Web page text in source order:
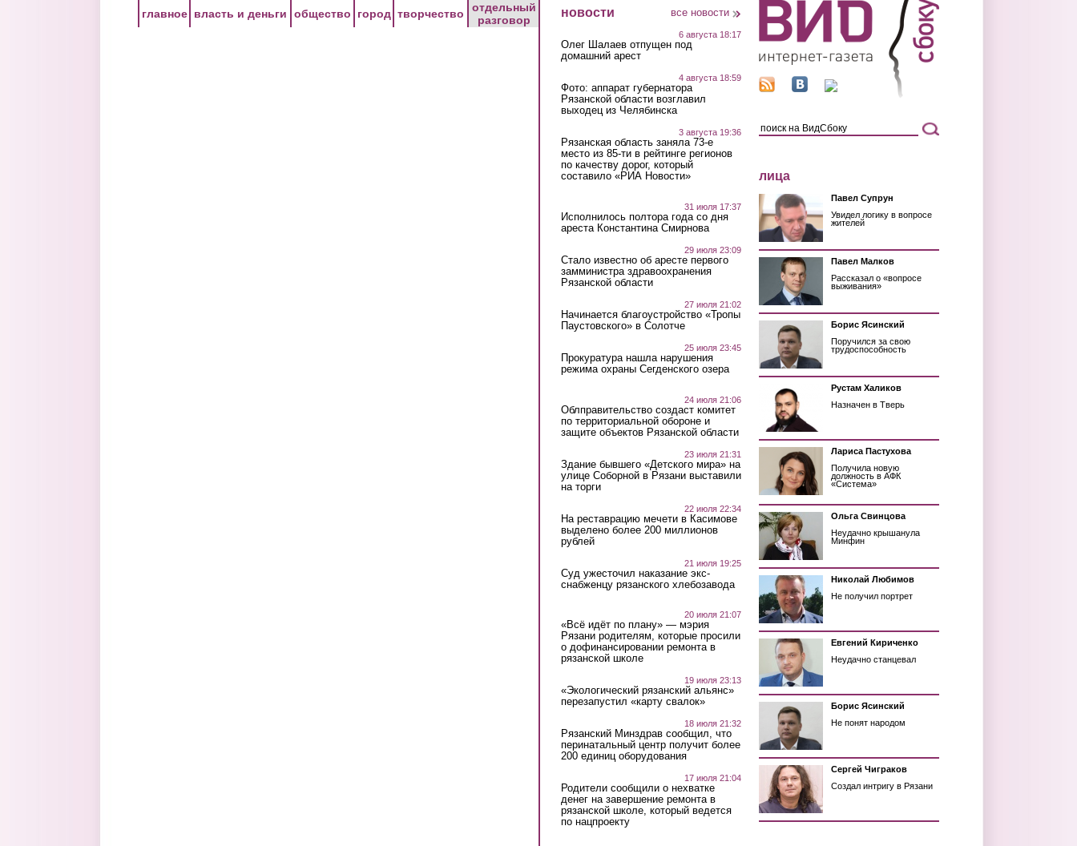
главное власть и деньги общество город творчество
отдельный
разговор
новости все новости
6 августа 18:17
Олег Шалаев отпущен под
домашний арест
4 августа 18:59
Фото: аппарат губернатора
Рязанской области возглавил
выходец из Челябинска
3 августа 19:36
Рязанская область заняла 73-е
место из 85-ти в рейтинге регионов
по качеству дорог, который
составило «РИА Новости»
31 июля 17:37
Исполнилось полтора года со дня
ареста Константина Смирнова
29 июля 23:09
Стало известно об аресте первого
замминистра здравоохранения
Рязанской области
27 июля 21:02
Начинается благоустройство «Тропы
Паустовского» в Солотче
25 июля 23:45
Прокуратура нашла нарушения
режима охраны Сегденского озера
24 июля 21:06
Облправительство создаст комитет
по территориальной обороне и
защите объектов Рязанской области
23 июля 21:31
Здание бывшего «Детского мира» на
улице Соборной в Рязани выставили
на торги
22 июля 22:34
На реставрацию мечети в Касимове
выделено более 200 миллионов
рублей
21 июля 19:25
Суд ужесточил наказание экс-
снабженцу рязанского хлебозавода
20 июля 21:07
«Всё идёт по плану» — мэрия
Рязани родителям, которые просили
о дофинансировании ремонта в
рязанской школе
19 июля 23:13
«Экологический рязанский альянс»
перезапустил «карту свалок»
18 июля 21:32
Рязанский Минздрав сообщил, что
перинатальный центр получит более
200 единиц оборудования
17 июля 21:04
Родители сообщили о нехватке
денег на завершение ремонта в
рязанской школе, который ведется
по нацпроекту
лица
Павел Супрун
Увидел логику в вопросе
жителей
Павел Малков
Рассказал о «вопросе
выживания»
Борис Ясинский
Поручился за свою
трудоспособность
Рустам Халиков
Назначен в Тверь
Лариса Пастухова
Получила новую
должность в АФК
«Система»
Ольга Свинцова
Неудачно крышанула
Минфин
Николай Любимов
Не получил портрет
Евгений Кириченко
Неудачно станцевал
Борис Ясинский
Не понят народом
Сергей Чиграков
Создал интригу в Рязани